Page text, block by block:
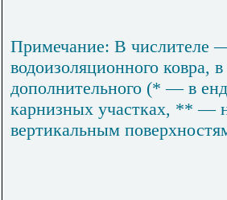
Примечание: В числителе
водоизоляционного ковра,
дополнительного (* — в
карнизных участках, ** —
вертикальным